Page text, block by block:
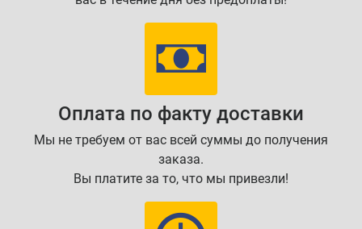
Оплата по факту доставки
Мы не требуем от вас всей суммы до получения
заказа.
Вы платите за то, что мы привезли!